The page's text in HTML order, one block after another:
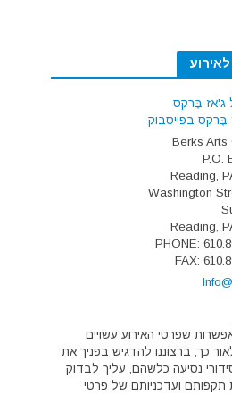
ג'אז בֶּרקס
בֶּרקס בפייסבוק
Berks Arts
P.O.
Reading,
Reading,
PHONE:
FAX:
שפרטי האירוע עשויים
כך, ברצוננו להדגיש בפניך את
נסיעה כלשהם, עליך לבדוק
ועדכניותם של פרטי